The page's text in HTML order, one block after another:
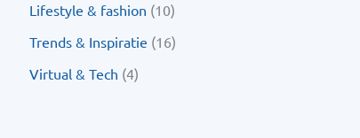
Lifestyle & fashion (10)
Trends & Inspiratie (16)
Virtual & Tech (4)